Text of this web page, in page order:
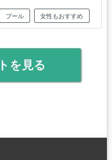
プール 女性もおすすめ
を見る